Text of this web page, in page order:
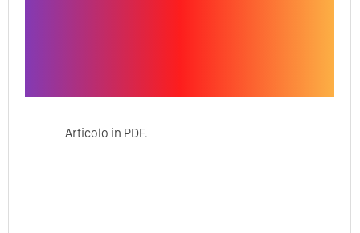
Articolo in PDF.